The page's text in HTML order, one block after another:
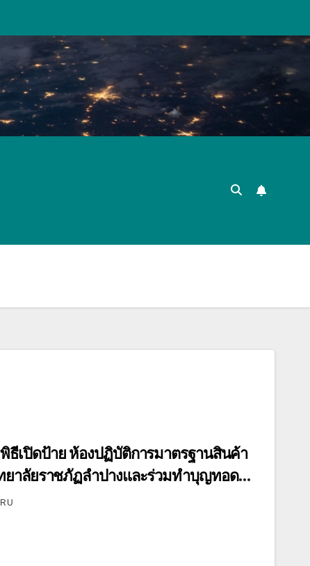
เปิดป้าย ห้องปฏิบัติการมาตรฐานสินค้า
ยาลัยราชภัฏลำปางและร่วมทำบุญทอด